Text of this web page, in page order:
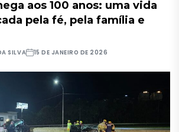
aos 100 anos: uma vida
pela fé, pela família e
SILVA 15 DE JANEIRO DE 2026